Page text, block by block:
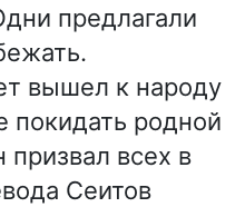
предлагали
вышел к народу
покидать родной
призвал всех в
Сеитов